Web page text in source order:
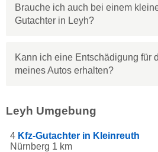
Brauche ich auch bei einem
Gutachter in Leyh?
Kann ich eine Entschädigung für
meines Autos erhalten?
Leyh Umgebung
4 Kfz-Gutachter in Kleinreuth
Nürnberg 1 km